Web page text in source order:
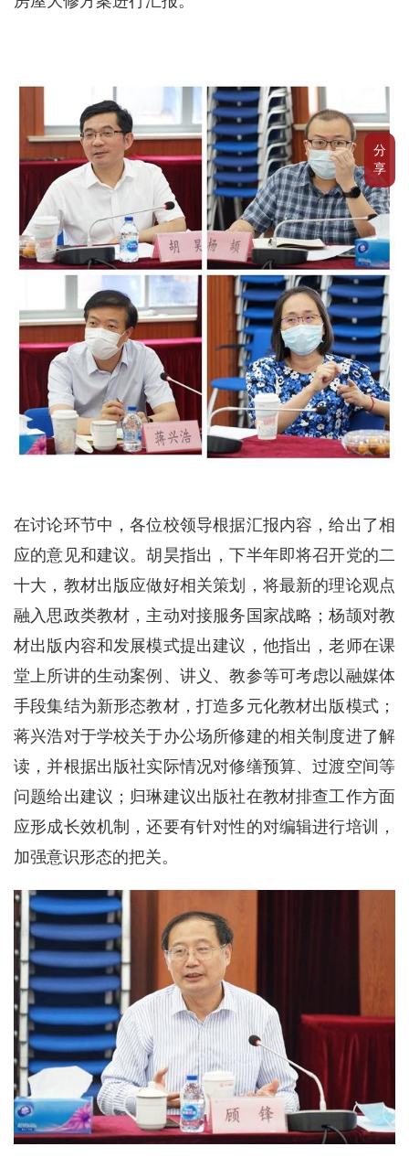
分
享
在讨论环节中，各位校领导根据汇报内容，给出了相
应的意见和建议。胡昊指出，下半年即将召开党的二
十大，教材出版应做好相关策划，将最新的理论观点
融入思政类教材，主动对接服务国家战略；杨颉对教
材出版内容和发展模式提出建议，他指出，老师在课
堂上所讲的生动案例、讲义、教参等可考虑以融媒体
手段集结为新形态教材，打造多元化教材出版模式；
蒋兴浩对于学校关于办公场所修建的相关制度进了解
读，并根据出版社实际情况对修缮预算、过渡空间等
问题给出建议；归琳建议出版社在教材排查工作方面
应形成长效机制，还要有针对性的对编辑进行培训，
加强意识形态的把关。